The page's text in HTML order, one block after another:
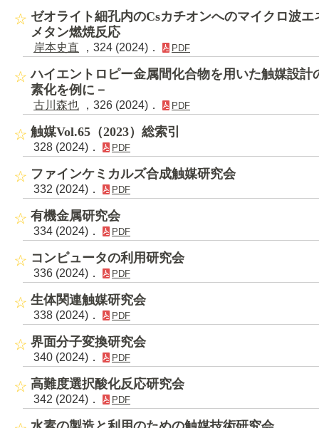
ゼオライト細孔内のCsカチオンへのマイクロ波
メタン燃焼反応
岸本史直 ，324 (2024)． PDF
ハイエントロピー金属間化合物を用いた触媒設計
素化を例に－
古川森也 ，326 (2024)． PDF
触媒Vol.65（2023）総索引
328 (2024)． PDF
ファインケミカルズ合成触媒研究会
332 (2024)． PDF
有機金属研究会
334 (2024)． PDF
コンピュータの利用研究会
336 (2024)． PDF
生体関連触媒研究会
338 (2024)． PDF
界面分子変換研究会
340 (2024)． PDF
高難度選択酸化反応研究会
342 (2024)． PDF